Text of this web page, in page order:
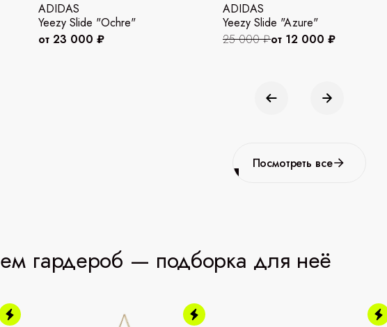
ADIDAS
Yeezy Slide "Ochre"
от 23 000 ₽
ADIDAS
Yeezy Slide "Azure"
25 000 ₽от 12 000 ₽
Посмотреть все
гардероб — подборка для неё